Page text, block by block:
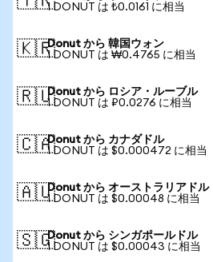
1 DONUT は ₺0.0161 に相当
🇰🇷Donut から 韓国ウォン
1 DONUT は ₩0.4765 に相当
🇷🇺Donut から ロシア・ルーブル
1 DONUT は ₽0.0276 に相当
🇨🇦Donut から カナダドル
1 DONUT は $0.000472 に相当
🇦🇺Donut から オーストラリアドル
1 DONUT は $0.00048 に相当
🇸🇬Donut から シンガポールドル
1 DONUT は $0.00043 に相当